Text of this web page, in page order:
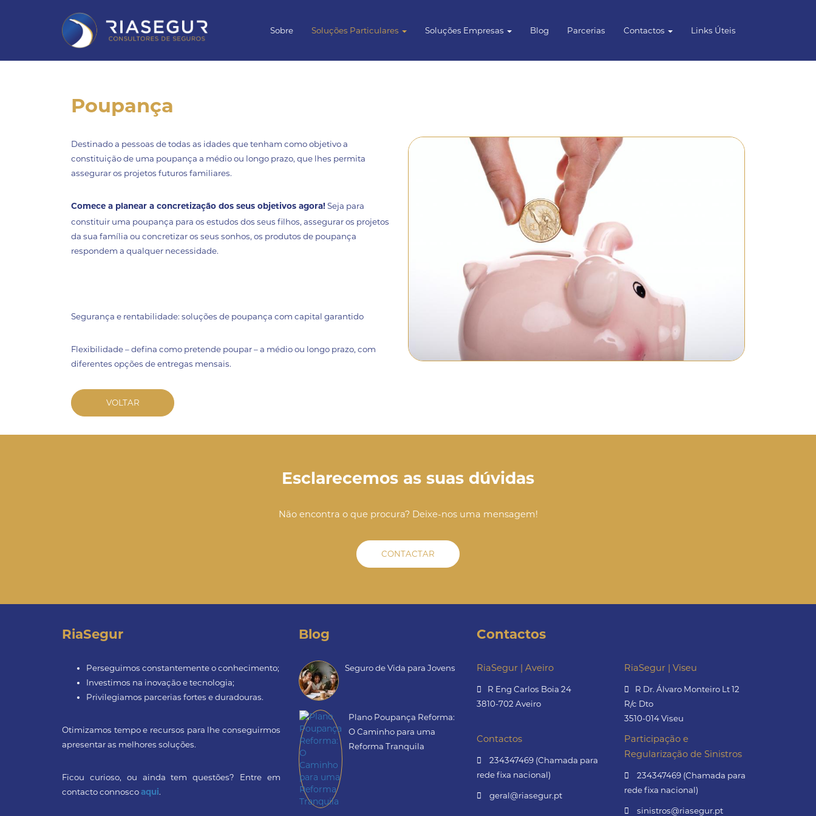
Sobre Soluções Particulares Soluções Empresas Blog Parcerias Contactos Links Úteis
Poupança
Destinado a pessoas de todas as idades que tenham como objetivo a
constituição de uma poupança a médio ou longo prazo, que lhes permita
assegurar os projetos futuros familiares.
Comece a planear a concretização dos seus objetivos agora! Seja para
constituir uma poupança para os estudos dos seus filhos, assegurar os projetos
da sua família ou concretizar os seus sonhos, os produtos de poupança
respondem a qualquer necessidade.
Segurança e rentabilidade: soluções de poupança com capital garantido
Flexibilidade – defina como pretende poupar – a médio ou longo prazo, com
diferentes opções de entregas mensais.
VOLTAR
Esclarecemos as suas dúvidas
Não encontra o que procura? Deixe-nos uma mensagem!
CONTACTAR
RiaSegur
Perseguimos constantemente o conhecimento;
Investimos na inovação e tecnologia;
Privilegiamos parcerias fortes e duradouras.
Otimizamos tempo e recursos para lhe conseguirmos
apresentar as melhores soluções.
Ficou curioso, ou ainda tem questões? Entre em
contacto connosco aqui.
Blog
Seguro de Vida para Jovens
Plano Poupança Reforma:
O Caminho para uma
Reforma Tranquila
Contactos
RiaSegur | Aveiro
R Eng Carlos Boia 24
3810-702 Aveiro
RiaSegur | Viseu
R Dr. Álvaro Monteiro Lt 12
R/c Dto
3510-014 Viseu
Contactos
234347469 (Chamada para
rede fixa nacional)
geral@riasegur.pt
Participação e
Regularização de Sinistros
234347469 (Chamada para
rede fixa nacional)
sinistros@riasegur.pt